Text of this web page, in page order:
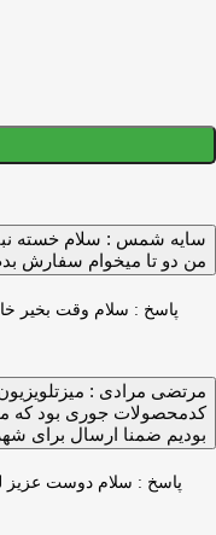
سايه شمس : سلام خسته
من دو تا ميخوام سفارش
پاسخ : سلام وقت بخیر
مرتضی مرادی :
کدمحصولات جوری بود که
بودیم ضمنا ارسال برای
پاسخ :